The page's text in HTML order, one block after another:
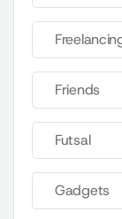
Friends
Futsal
Gadgets